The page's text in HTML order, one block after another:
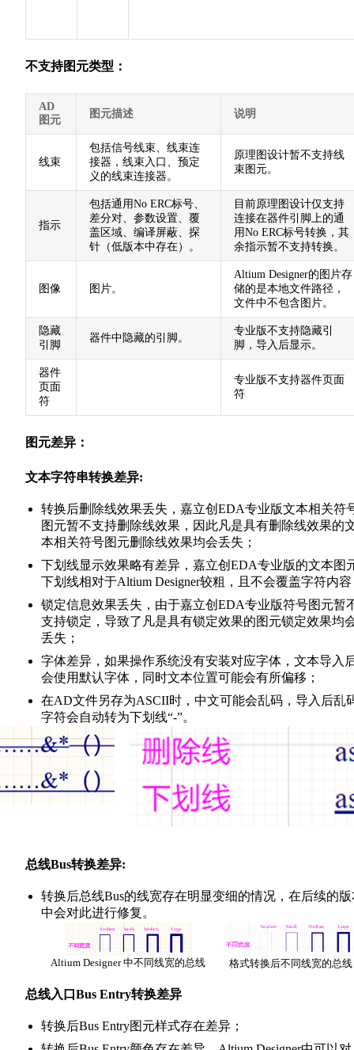
不支持图元类型：
AD
图元
图元描述 说明
线束
包括信号线束、线束连
接器，线束入口、预定
义的线束连接器。
原理图设计暂不支持线
束图元。
指示
包括通用No ERC标号、
差分对、参数设置、覆
盖区域、编译屏蔽、探
针（低版本中存在）。
目前原理图设计仅支持
连接在器件引脚上的通
用No ERC标号转换，其
余指示暂不支持转换。
图像 图片。
Altium Designer的图片存
储的是本地文件路径，
文件中不包含图片。
隐藏
引脚
器件中隐藏的引脚。
专业版不支持隐藏引
脚，导入后显示。
器件
页面
符
专业版不支持器件页面
符
图元差异：
文本字符串转换差异:
转换后删除线效果丢失，嘉立创EDA专业版文本相关符
图元暂不支持删除线效果，因此凡是具有删除线效果的
本相关符号图元删除线效果均会丢失；
下划线显示效果略有差异，嘉立创EDA专业版的文本图
下划线相对于Altium Designer较粗，且不会覆盖字符内
锁定信息效果丢失，由于嘉立创EDA专业版符号图元暂
支持锁定，导致了凡是具有锁定效果的图元锁定效果均
丢失；
字体差异，如果操作系统没有安装对应字体，文本导入
会使用默认字体，同时文本位置可能会有所偏移；
在AD文件另存为ASCII时，中文可能会乱码，导入后乱
字符会自动转为下划线“-”。
总线Bus转换差异:
转换后总线Bus的线宽存在明显变细的情况，在后续的版
中会对此进行修复。
Altium Designer 中不同线宽的总线 格式转换后不同线宽的总线
总线入口Bus Entry转换差异
转换后Bus Entry图元样式存在差异；